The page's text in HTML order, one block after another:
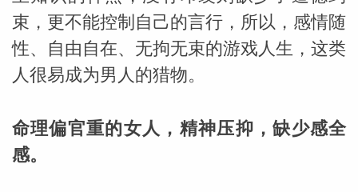
束，更不能控制自己的言行，所以，感情随
性、自由自在、无拘无束的游戏人生，这类
人很易成为男人的猎物。
命理偏官重的女人，精神压抑，缺少感全
感。